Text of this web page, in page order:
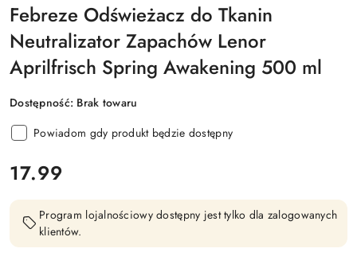
Febreze Odświeżacz do Tkanin
Neutralizator Zapachów Lenor
Aprilfrisch Spring Awakening 500 ml
Dostępność: Brak towaru
Powiadom gdy produkt będzie dostępny
cena:
17.99
Program lojalnościowy dostępny jest tylko dla zalogowanych
klientów.